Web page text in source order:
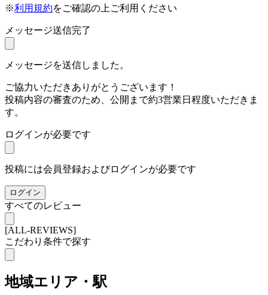
※利用規約をご確認の上ご利用ください
メッセージ送信完了
メッセージを送信しました。
ご協力いただきありがとうございます！
投稿内容の審査のため、公開まで約3営業日程度いただきま
す。
ログインが必要です
投稿には会員登録およびログインが必要です
ログイン
すべてのレビュー
[ALL-REVIEWS]
こだわり条件で探す
地域エリア・駅